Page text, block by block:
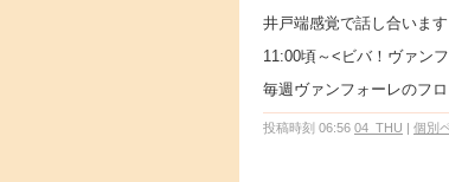
井戸端感覚で話し合います
11:00頃～<ビバ！ヴァン
毎週ヴァンフォーレのフ
投稿時刻 06:56 04_THU | 個別